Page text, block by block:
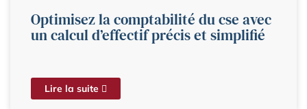
Optimisez la comptabilité du cse avec
un calcul d’effectif précis et simplifié
Lire la suite